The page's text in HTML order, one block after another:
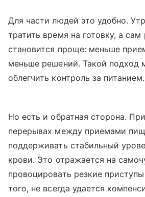
Для части людей это удобно.
тратить время на готовку, а сам
становится проще: меньше
меньше решений. Такой подход
облегчить контроль за питанием.
Но есть и обратная сторона.
перерывах между приемами
поддерживать стабильный
крови. Это отражается на
провоцировать резкие
того, не всегда удается